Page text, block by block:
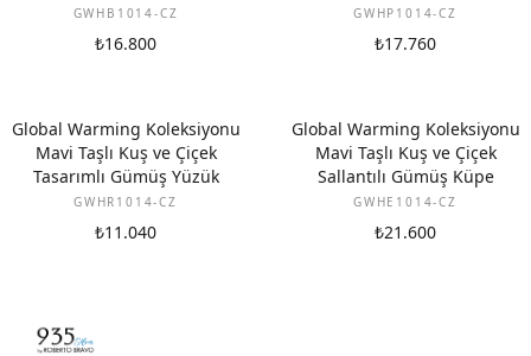
GWHB1014-CZ
₺16.800
GWHP1014-CZ
₺17.760
Global Warming Koleksiyonu
Mavi Taşlı Kuş ve Çiçek
Tasarımlı Gümüş Yüzük
GWHR1014-CZ
₺11.040
Global Warming Koleksiyonu
Mavi Taşlı Kuş ve Çiçek
Sallantılı Gümüş Küpe
GWHE1014-CZ
₺21.600